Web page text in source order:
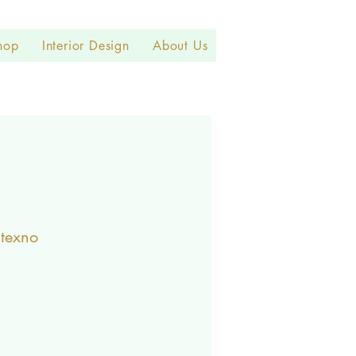
Interior Design About Us